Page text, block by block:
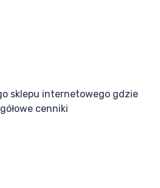
sklepu internetowego gdzie
cenniki